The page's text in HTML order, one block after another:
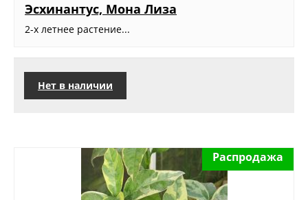
Эсхинантус, Мона Лиза
2-х летнее растение...
Нет в наличии
Распродажа